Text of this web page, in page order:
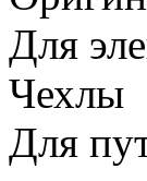
Для
Чехлы
Для